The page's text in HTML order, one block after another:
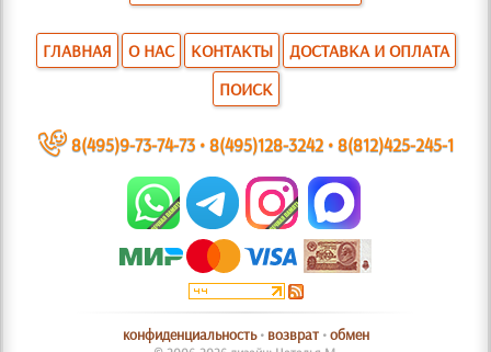
ГЛАВНАЯ О НАС КОНТАКТЫ
ДОСТАВКА И ОПЛАТА
ПОИСК
~ 8(495)9-73-74-73•8(495)128-3242•8(812)425-245-1
конфиденциальность• возврат•обмен